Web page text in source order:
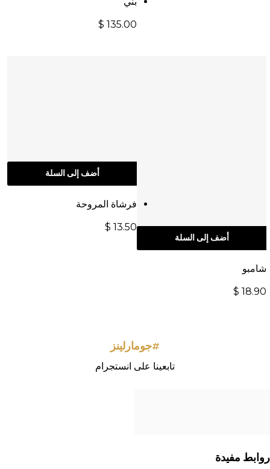
$ 135.00
أضف إلى السلة
شامبو
$ 18.90
أضف إلى السلة
فرشاة المروحة
$ 13.50
#جومارلينز
تابعينا على انستجرام
روابط مفيدة